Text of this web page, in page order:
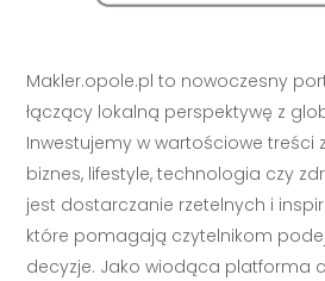
Makler.opole.pl to nowoczesny
łączący lokalną perspektywę z
Inwestujemy w wartościowe treści
biznes, lifestyle, technologia czy
jest dostarczanie rzetelnych i
które pomagają czytelnikom
decyzje. Jako wiodąca platforma